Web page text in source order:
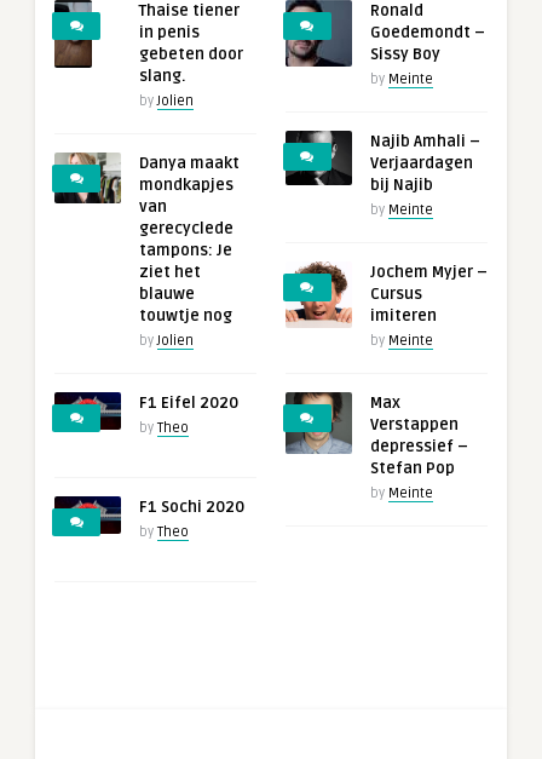
Thaise tiener
in penis
gebeten door
slang.
byJolien
Danya maakt
mondkapjes
van
gerecyclede
tampons: Je
ziet het
blauwe
touwtje nog
byJolien
F1 Eifel 2020
by Theo
F1 Sochi 2020
by Theo
Ronald
Goedemondt –
Sissy Boy
by Meinte
Najib Amhali –
Verjaardagen
bij Najib
by Meinte
Jochem Myjer –
Cursus
imiteren
by Meinte
Max
Verstappen
depressief –
Stefan Pop
by Meinte